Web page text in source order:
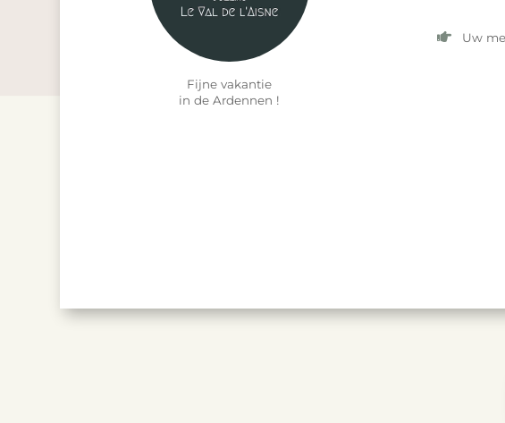
Fijne vakantie
in de Ardennen !
 Uw